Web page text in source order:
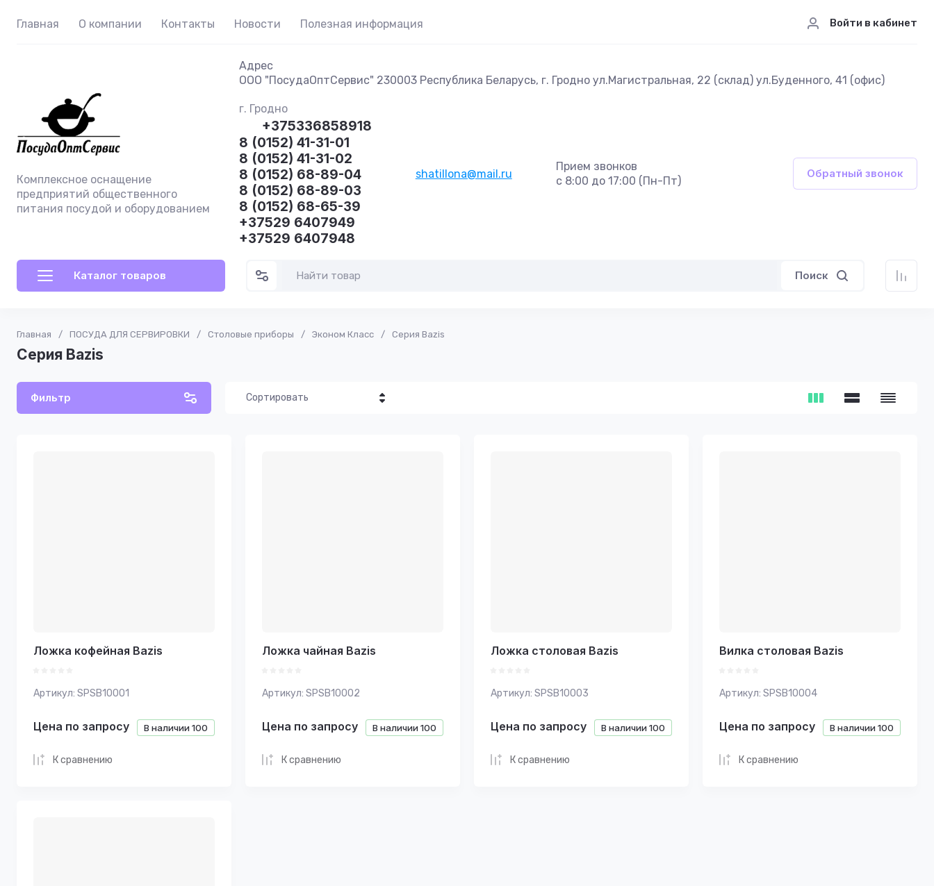
Главная О компании Контакты Новости Полезная информация Войти в кабинет
Комплексное оснащение
предприятий общественного
питания посудой и оборудованием
Адрес
ООО "ПосудаОптСервис" 230003 Республика Беларусь, г. Гродно ул.Магистральная, 22 (склад) ул.Буденного, 41 (офис)
г. Гродно
+375336858918
8 (0152) 41-31-01
8 (0152) 41-31-02
8 (0152) 68-89-04
8 (0152) 68-89-03
8 (0152) 68-65-39
+37529 6407949
+37529 6407948
shatillona@mail.ru
Прием звонков
с 8:00 до 17:00 (Пн-Пт)
Обратный звонок
Каталог товаров Поиск
Главная / ПОСУДА ДЛЯ СЕРВИРОВКИ / Столовые приборы / Эконом Класс / Серия Bazis
Серия Bazis
Фильтр Сортировать
Ложка кофейная Bazis
Артикул: SPSB10001
В наличии 100
Цена по запросу
К сравнению
Ложка чайная Bazis
Артикул: SPSB10002
В наличии 100
Цена по запросу
К сравнению
Ложка столовая Bazis
Артикул: SPSB10003
В наличии 100
Цена по запросу
К сравнению
Вилка столовая Bazis
Артикул: SPSB10004
В наличии 100
Цена по запросу
К сравнению